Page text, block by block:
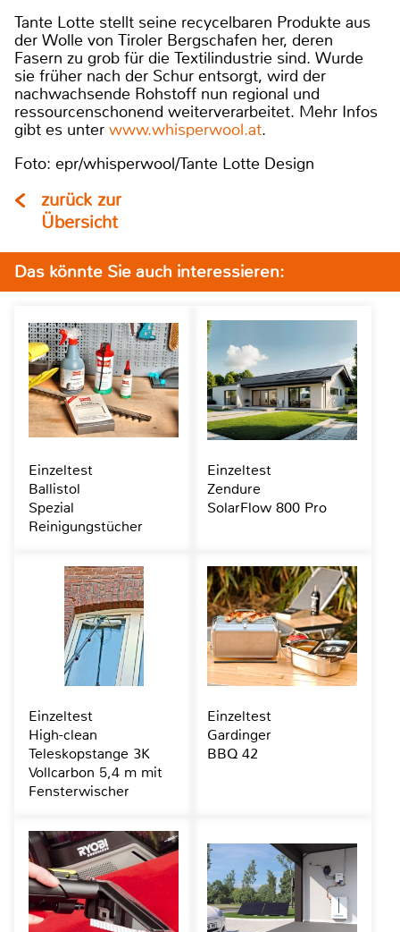
Tante Lotte stellt seine recycelbaren Produkte aus
der Wolle von Tiroler Bergschafen her, deren
Fasern zu grob für die Textilindustrie sind. Wurde
sie früher nach der Schur entsorgt, wird der
nachwachsende Rohstoff nun regional und
ressourcenschonend weiterverarbeitet. Mehr Infos
gibt es unter www.whisperwool.at.
Foto: epr/whisperwool/Tante Lotte Design
zurück zur
Übersicht
Das könnte Sie auch interessieren:
Einzeltest
Ballistol
Spezial
Reinigungstücher
Einzeltest
Zendure
SolarFlow 800 Pro
Einzeltest
High-clean
Teleskopstange 3K
Vollcarbon 5,4 m mit
Fensterwischer
Einzeltest
Gardinger
BBQ 42